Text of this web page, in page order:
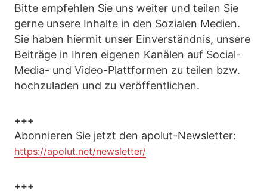
Bitte empfehlen Sie uns weiter und teilen Sie
gerne unsere Inhalte in den Sozialen Medien.
Sie haben hiermit unser Einverständnis, unsere
Beiträge in Ihren eigenen Kanälen auf Social-
Media- und Video-Plattformen zu teilen bzw.
hochzuladen und zu veröffentlichen.
+++
Abonnieren Sie jetzt den apolut-Newsletter:
https://apolut.net/newsletter/
+++